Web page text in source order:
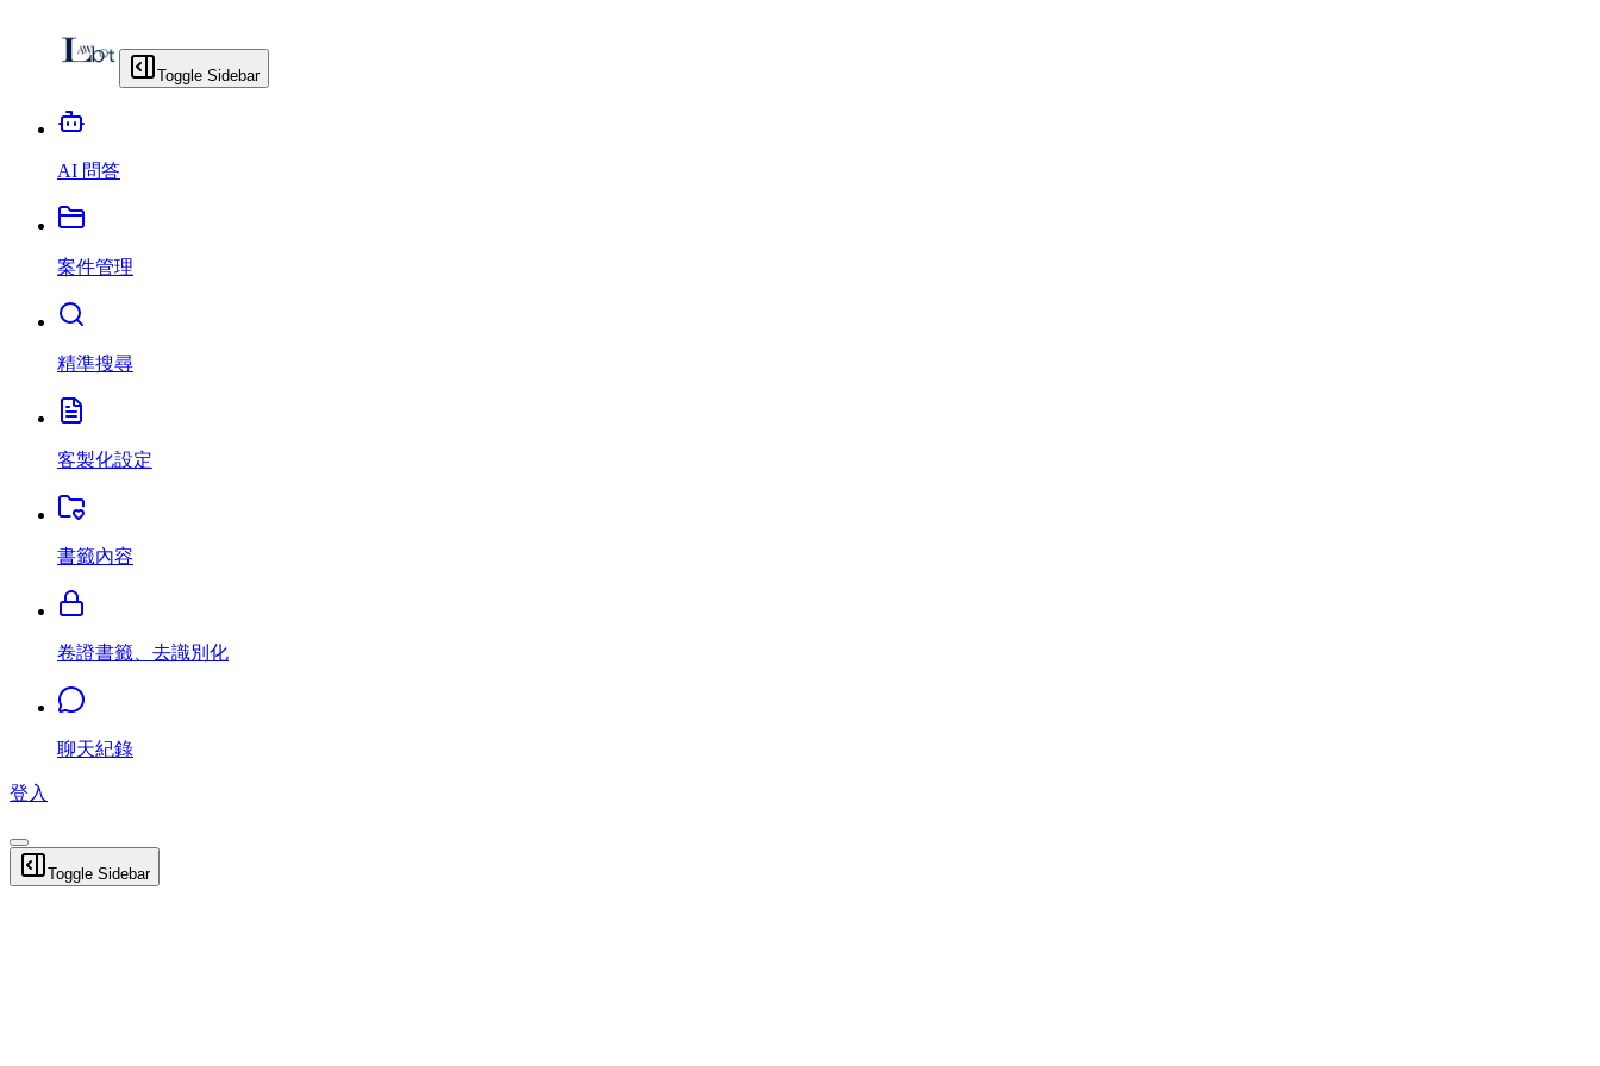
Toggle Sidebar
AI 問答
案件管理
精準搜尋
客製化設定
書籤內容
卷證書籤、去識別化
聊天紀錄
登入
Toggle Sidebar